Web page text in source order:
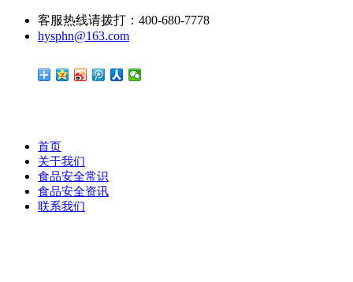
客服热线请拨打：400-680-7778
hysphn@163.com
首页
关于我们
食品安全常识
食品安全资讯
联系我们